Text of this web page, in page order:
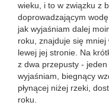
wieku, i to w związku z
doprowadzającym
jak wyjaśniam dalej
roku, znajduje się mniej
lewej jej stronie. Na
z dwa przepusty - jeden
wyjaśniam, biegnący
płynącej niżej rzeki,
roku.